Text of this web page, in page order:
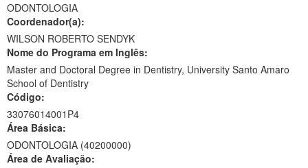
Ministério da Educação
Ministério da Cidadania
Ministério da Saúde
Ministério de Minas e Energia
Ministério da Ciência, Tecnologia, Inovações e Comunicações
ODONTOLOGIA
Coordenador(a):
WILSON ROBERTO SENDYK
Nome do Programa em Inglês:
Master and Doctoral Degree in Dentistry, University Santo Amaro
School of Dentistry
Código:
33076014001P4
Área Básica:
ODONTOLOGIA (40200000)
Área de Avaliação: